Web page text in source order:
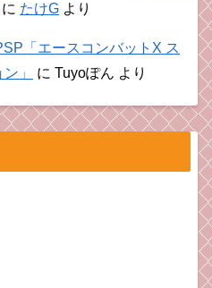
に たけG より
「エースコンバットX ス
」
に Tuyoぽん より